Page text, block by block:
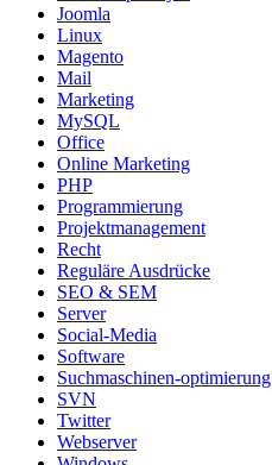
Joomla
Linux
Magento
Mail
Marketing
MySQL
Office
Online Marketing
PHP
Programmierung
Projektmanagement
Recht
Reguläre Ausdrücke
SEO & SEM
Server
Social-Media
Software
Suchmaschinen-optimierung
SVN
Twitter
Webserver